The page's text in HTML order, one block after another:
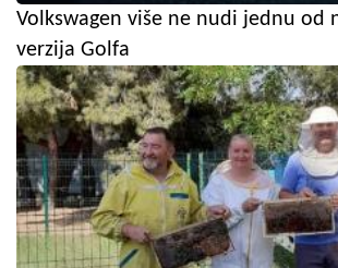
Volkswagen više ne nudi jednu od
verzija Golfa